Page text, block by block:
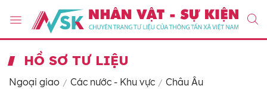
HỒ SƠ TƯ LIỆU
Ngoại giao Các nước - Khu vực Châu Âu